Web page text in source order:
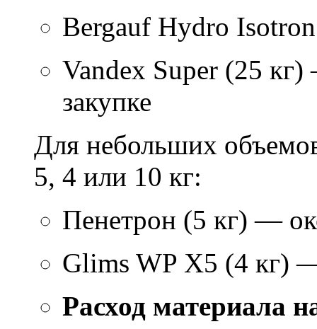
Bergauf Hydro
Vandex Super (25
закупке
Для небольших
5, 4 или 10 кг:
Пенетрон (5 кг) —
Glims WP X5 (4 кг)
Расход материала